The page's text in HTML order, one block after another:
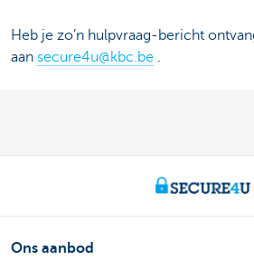
Heb je zo’n hulpvraag-bericht
aan secure4u@kbc.be
Ons aanbod